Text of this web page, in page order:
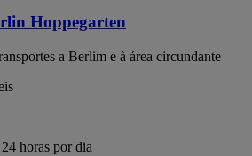
Hoppegarten
a Berlim e à área circundante
horas por dia